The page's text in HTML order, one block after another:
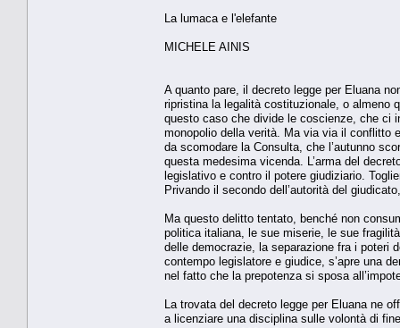
La lumaca e l'elefante
MICHELE AINIS
A quanto pare, il decreto legge per Eluana
ripristina la legalità costituzionale, o almeno
questo caso che divide le coscienze, che ci
monopolio della verità. Ma via via il conflitto
da scomodare la Consulta, che l’autunno
questa medesima vicenda. L’arma del
legislativo e contro il potere giudiziario.
Privando il secondo dell’autorità del
Ma questo delitto tentato, benché non
politica italiana, le sue miserie, le sue
delle democrazie, la separazione fra i poteri
contempo legislatore e giudice, s’apre una
nel fatto che la prepotenza si sposa
La trovata del decreto legge per Eluana ne
a licenziare una disciplina sulle volontà di